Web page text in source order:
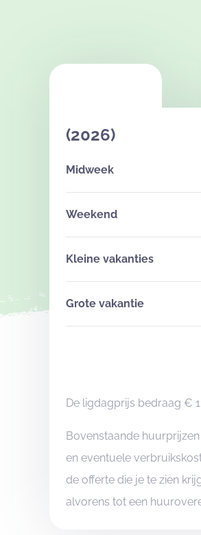
(2026)
Midweek
Weekend
Kleine vakanties
Grote vakantie
De ligdagprijs bedraag €
Bovenstaande
en eventuele
de offerte die je te zien
alvorens tot een